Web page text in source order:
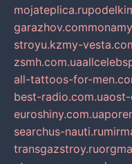
mojateplica.ru
garazhov.com
stroyu.kzmy-
zsmh.com.ua
all-tattoos-for-
best-radio.com.uaost-
euroshiny.com.ua
searchus-nauti.ru
transgazstroy.ru